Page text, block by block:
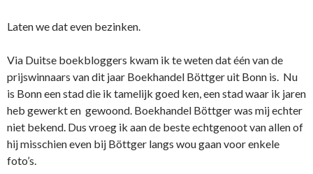
Laten we dat even bezinken.
Via Duitse boekbloggers kwam ik te weten dat één van de
prijswinnaars van dit jaar Boekhandel Böttger uit Bonn is. Nu
is Bonn een stad die ik tamelijk goed ken, een stad waar ik jaren
heb gewerkt en gewoond. Boekhandel Böttger was mij echter
niet bekend. Dus vroeg ik aan de beste echtgenoot van allen of
hij misschien even bij Böttger langs wou gaan voor enkele
foto’s.